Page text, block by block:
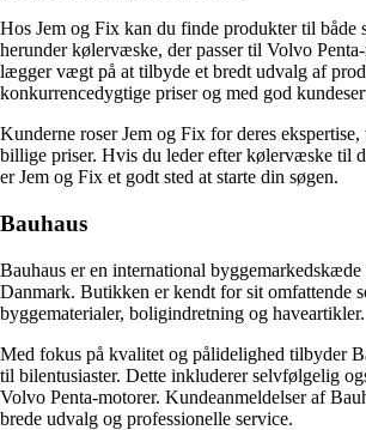
Hos Jem og Fix kan du finde produkter til både
herunder kølervæske, der passer til Volvo
lægger vægt på at tilbyde et bredt udvalg af
konkurrencedygtige priser og med god
Kunderne roser Jem og Fix for deres
billige priser. Hvis du leder efter kølervæske til
er Jem og Fix et godt sted at starte din søgen.
Bauhaus
Bauhaus er en international
Danmark. Butikken er kendt for sit omfattende
byggematerialer, boligindretning og haveartikler.
Med fokus på kvalitet og pålidelighed tilbyder
til bilentusiaster. Dette inkluderer selvfølgelig
Volvo Penta-motorer. Kundeanmeldelser af
brede udvalg og professionelle service.